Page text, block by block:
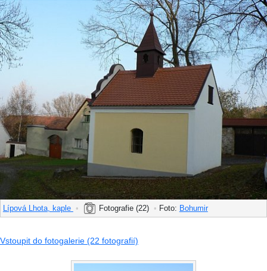
Lípová Lhota, kaple • Fotografie (22) • Foto: Bohumir
Vstoupit do fotogalerie (22 fotografií)